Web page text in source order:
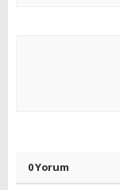
0 Yorum